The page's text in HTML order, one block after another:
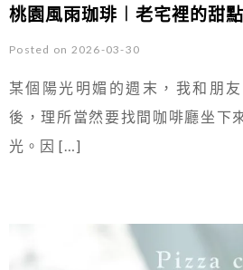
桃園風雨珈琲︱老宅裡的甜
Posted on 2026-03-30
某個陽光明媚的週末，我和朋
後，理所當然要找間咖啡廳坐下
光。因 […]